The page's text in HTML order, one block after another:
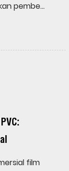
pembe...
film